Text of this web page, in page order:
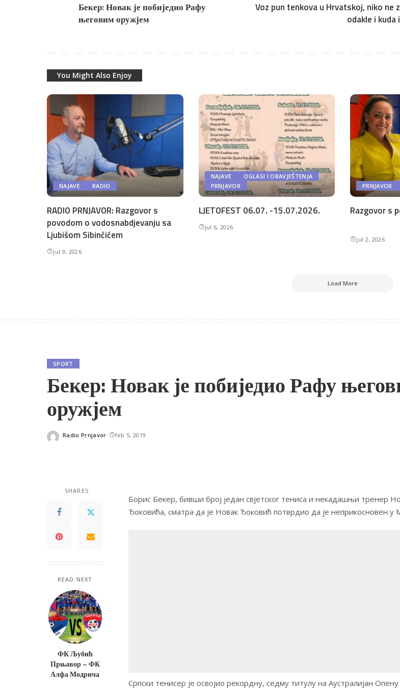
Бекер: Новак је побиједио Рафу
његовим оружјем
Voz pun tenkova u Hrvatskoj, niko ne
odakle i kuda
You Might Also Enjoy
NAJAVE RADIO
RADIO PRNJAVOR: Razgovor s
povodom o vodosnabdjevanju sa
Ljubišom Sibinčićem
jul 9, 2026
NAJAVE
OGLASI I OBAVJEŠTENJA
PRNJAVOR
LJETOFEST 06.07. -15.07.2026.
jul 6, 2026
PRNJAVOR
Razgovor s
jul 2, 2026
Load More
SPORT
Бекер: Новак је побиједио Рафу
оружјем
Posted
Radio Prnjavor feb 5, 2019
SHARES
READ NEXT
ФК Љубић
Прњавор – ФК
Алфа Модрича
Борис Бекер, бивши број један свјетског тениса и некадашњи тренер
Ђоковића, сматра да је Новак Ђоковић потврдио да је неприкосновен у
Српски тенисер је освојио рекордну, седму титулу на Аустралијан Опену